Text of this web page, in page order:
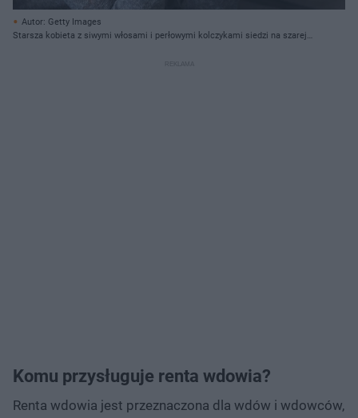
Autor: Getty Images
Starsza kobieta z siwymi włosami i perłowymi kolczykami siedzi na szarej
swoją przyszłość. Dowiedz się, czy renta wdowia będzie działać wstecz na
Komu przysługuje renta wdowia?
Renta wdowia jest przeznaczona dla wdów i wdowców,